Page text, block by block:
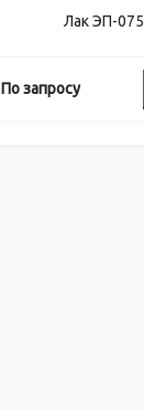
Лак ЭП-075
По запросу